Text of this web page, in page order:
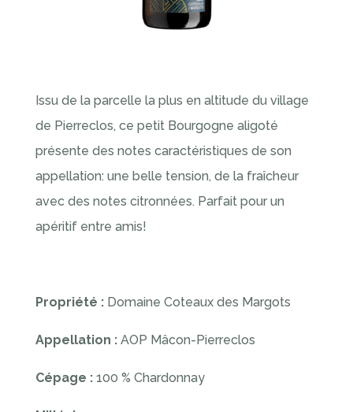
Issu de la parcelle la plus en altitude du village
de Pierreclos, ce petit Bourgogne aligoté
présente des notes caractéristiques de son
appellation: une belle tension, de la fraîcheur
avec des notes citronnées. Parfait pour un
apéritif entre amis!
Propriété : Domaine Coteaux des Margots
Appellation : AOP Mâcon-Pierreclos
Cépage : 100 % Chardonnay